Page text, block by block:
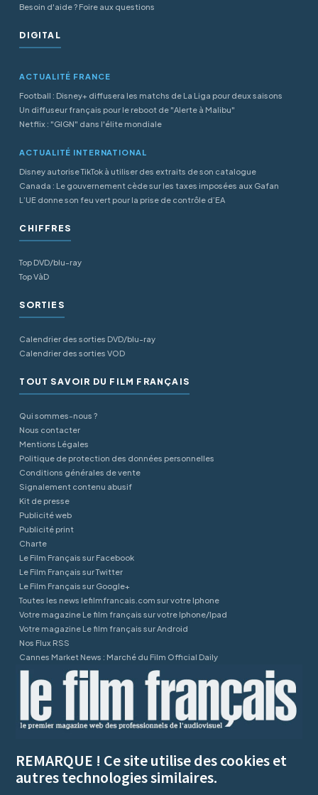
Besoin d'aide ? Foire aux questions
DIGITAL
ACTUALITÉ FRANCE
Football : Disney+ diffusera les matchs de La Liga pour deux saisons
Un diffuseur français pour le reboot de "Alerte à Malibu"
Netflix : "GIGN" dans l'élite mondiale
ACTUALITÉ INTERNATIONAL
Disney autorise TikTok à utiliser des extraits de son catalogue
Canada : Le gouvernement cède sur les taxes imposées aux Gafan
L’UE donne son feu vert pour la prise de contrôle d’EA
CHIFFRES
Top DVD/blu-ray
Top VàD
SORTIES
Calendrier des sorties DVD/blu-ray
Calendrier des sorties VOD
TOUT SAVOIR DU FILM FRANÇAIS
Qui sommes-nous ?
Nous contacter
Mentions Légales
Politique de protection des données personnelles
Conditions générales de vente
Signalement contenu abusif
Kit de presse
Publicité web
Publicité print
Charte
Le Film Français sur Facebook
Le Film Français sur Twitter
Le Film Français sur Google+
Toutes les news lefilmfrancais.com sur votre Iphone
Votre magazine Le film français sur votre Iphone/Ipad
Votre magazine Le film français sur Android
Nos Flux RSS
Cannes Market News : Marché du Film Official Daily
REMARQUE ! Ce site utilise des cookies et
autres technologies similaires.